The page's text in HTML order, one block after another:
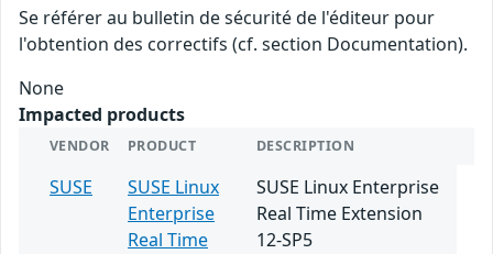
Se référer au bulletin de sécurité de l'éditeur pour
l'obtention des correctifs (cf. section Documentation).
None
Impacted products
VENDOR PRODUCT DESCRIPTION
SUSE
SUSE Linux
Enterprise
Real Time
SUSE Linux Enterprise
Real Time Extension
12-SP5